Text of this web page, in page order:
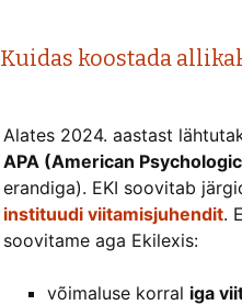
Kuidas koostada
Alates 2024. aastast
APA (American
erandiga). EKI soovitab
instituudi viitamisjuhendit.
soovitame aga Ekilexis:
võimaluse korral iga